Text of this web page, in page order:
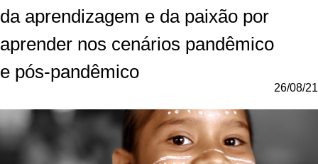
da aprendizagem e da paixão por
aprender nos cenários pandêmico
e pós-pandêmico
26/08/21